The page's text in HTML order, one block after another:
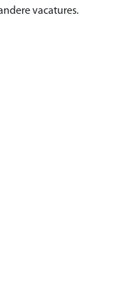
vacatures.